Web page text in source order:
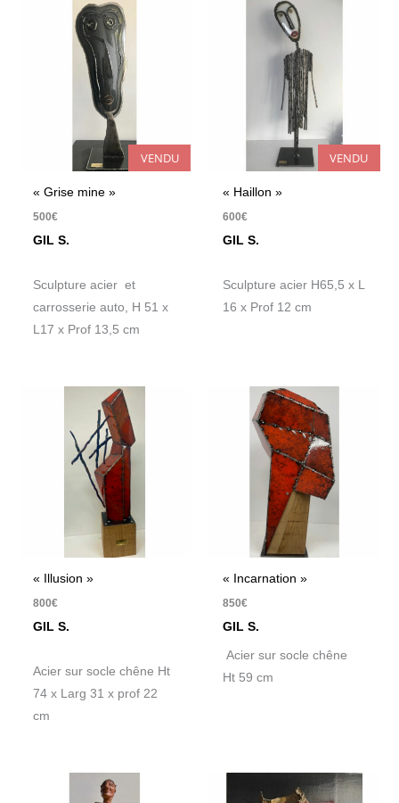
VENDU
« Grise mine »
500€
GIL S.
Sculpture acier et
carrosserie auto, H 51 x
L17 x Prof 13,5 cm
VENDU
« Haillon »
600€
GIL S.
Sculpture acier H65,5 x L
16 x Prof 12 cm
« Illusion »
800€
GIL S.
Acier sur socle chêne Ht
74 x Larg 31 x prof 22
cm
« Incarnation »
850€
GIL S.
Acier sur socle chêne
Ht 59 cm